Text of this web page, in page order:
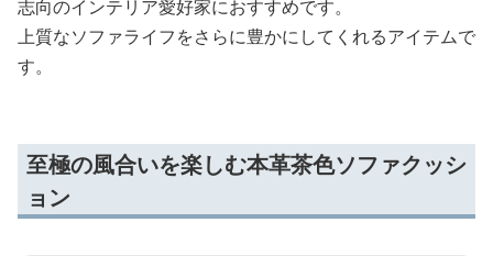
志向のインテリア愛好家におすすめです。
上質なソファライフをさらに豊かにしてくれるアイテムで
す。
至極の風合いを楽しむ本革茶色ソファクッシ
ョン